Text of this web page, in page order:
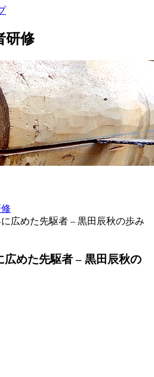
研修
広めた先駆者 – 黒田辰秋の歩み
広めた先駆者 – 黒田辰秋の